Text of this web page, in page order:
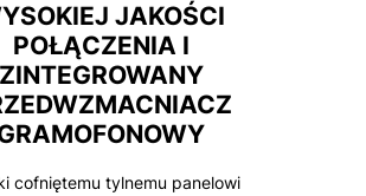
JAKOŚCI
POŁĄCZENIA I
ZINTEGROWANY
cofniętemu tylnemu panelowi